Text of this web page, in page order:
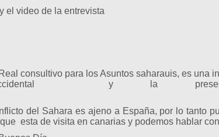
el video de la entrevista
consultivo para los Asuntos saharauis, es una
y la
del Sahara es ajeno a España, por lo tanto
esta de visita en canarias y podemos hablar